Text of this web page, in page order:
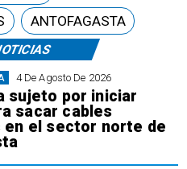
4 De Agosto De 2026
sujeto por iniciar
sacar cables
el sector norte de
ANTOFAGASTA